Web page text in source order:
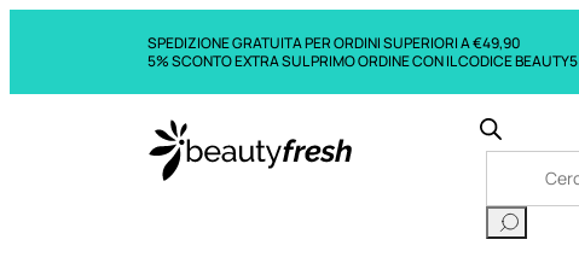
SPEDIZIONE GRATUITA PER ORDINI SUPERIORI A €49,90
5% SCONTO EXTRA SUL PRIMO ORDINE CON IL CODICE BEAUTY5